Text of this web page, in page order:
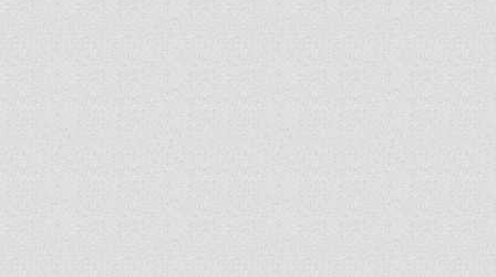
KISKORÚAK VÉDELME
„GYERMEKVÉDELMI” KIHÍVÁSOK KÁNONJOGI
MEGKÖZELÍTÉSBEN